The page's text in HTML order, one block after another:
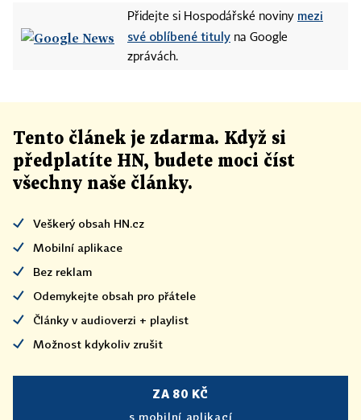
Přidejte si Hospodářské noviny mezi
své oblíbené tituly na Google
zprávách.
Tento článek je zdarma. Když si
předplatíte HN, budete moci číst
všechny naše články.
Veškerý obsah HN.cz
Mobilní aplikace
Bez reklam
Odemykejte obsah pro přátele
Články v audioverzi + playlist
Možnost kdykoliv zrušit
ZA 80 KČ
s mobilní aplikací